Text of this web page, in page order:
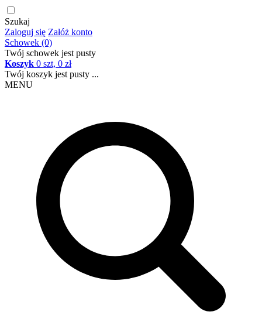
Szukaj
Zaloguj się Załóż konto
Schowek (0)
Twój schowek jest pusty
Koszyk 0 szt, 0 zł
Twój koszyk jest pusty ...
MENU